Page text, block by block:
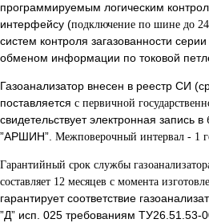
программируемым логическим
интерфейсу (подключение по шине до
систем контроля загазованности
обменом информации по токовой
Газоанализатор внесен в реестр СИ
поставляется с первичной
свидетельствует электронная запись
”АРШИН”. Межповерочный интервал - 1
Гарантийный срок службы
составляет 12 месяцев с момента
гарантирует соответствие
”Д” исп. 025 требованиям ТУ26.51.53-